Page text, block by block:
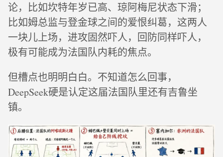
论，比如坎特年岁已高、琼阿梅尼状态下滑；
比如姆总监与登金球之间的爱恨纠葛，这两人
一块儿上场，进攻固然吓人，回防同样吓人，
极有可能成为法国队内耗的焦点。
但槽点也明明白白。不知道怎么回事，
DeepSeek硬是认定这届法国队里还有吉鲁坐
镇。